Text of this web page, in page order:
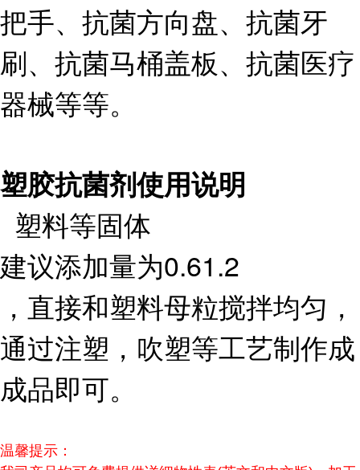
把手、抗菌方向盘、抗菌牙
刷、抗菌马桶盖板、抗菌医疗
器械等等。
塑胶抗菌剂使用说明
塑料等固体
建议添加量为0.61.2
，直接和塑料母粒搅拌均匀，
通过注塑，吹塑等工艺制作成
成品即可。
温馨提示：